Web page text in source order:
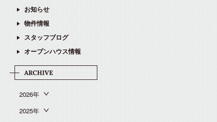
お知らせ
物件情報
スタッフブログ
オープンハウス情報
2026年
2025年